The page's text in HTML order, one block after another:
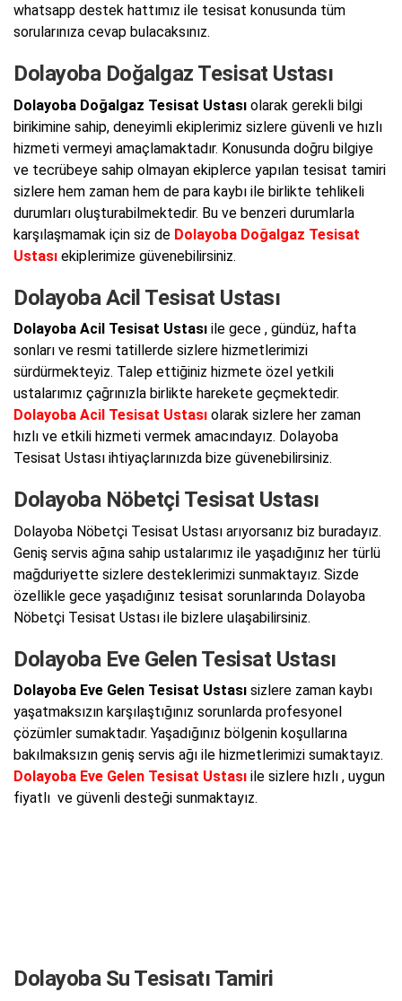
whatsapp destek hattımız ile tesisat konusunda tüm
sorularınıza cevap bulacaksınız.
Dolayoba Doğalgaz Tesisat Ustası
Dolayoba Doğalgaz Tesisat Ustası olarak gerekli bilgi
birikimine sahip, deneyimli ekiplerimiz sizlere güvenli ve hızlı
hizmeti vermeyi amaçlamaktadır. Konusunda doğru bilgiye
ve tecrübeye sahip olmayan ekiplerce yapılan tesisat tamiri
sizlere hem zaman hem de para kaybı ile birlikte tehlikeli
durumları oluşturabilmektedir. Bu ve benzeri durumlarla
karşılaşmamak için siz de Dolayoba Doğalgaz Tesisat
Ustası ekiplerimize güvenebilirsiniz.
Dolayoba Acil Tesisat Ustası
Dolayoba Acil Tesisat Ustası ile gece , gündüz, hafta
sonları ve resmi tatillerde sizlere hizmetlerimizi
sürdürmekteyiz. Talep ettiğiniz hizmete özel yetkili
ustalarımız çağrınızla birlikte harekete geçmektedir.
Dolayoba Acil Tesisat Ustası olarak sizlere her zaman
hızlı ve etkili hizmeti vermek amacındayız. Dolayoba
Tesisat Ustası ihtiyaçlarınızda bize güvenebilirsiniz.
Dolayoba Nöbetçi Tesisat Ustası
Dolayoba Nöbetçi Tesisat Ustası arıyorsanız biz buradayız.
Geniş servis ağına sahip ustalarımız ile yaşadığınız her türlü
mağduriyette sizlere desteklerimizi sunmaktayız. Sizde
özellikle gece yaşadığınız tesisat sorunlarında Dolayoba
Nöbetçi Tesisat Ustası ile bizlere ulaşabilirsiniz.
Dolayoba Eve Gelen Tesisat Ustası
Dolayoba Eve Gelen Tesisat Ustası sizlere zaman kaybı
yaşatmaksızın karşılaştığınız sorunlarda profesyonel
çözümler sumaktadır. Yaşadığınız bölgenin koşullarına
bakılmaksızın geniş servis ağı ile hizmetlerimizi sumaktayız.
Dolayoba Eve Gelen Tesisat Ustası ile sizlere hızlı , uygun
fiyatlı ve güvenli desteği sunmaktayız.
Dolayoba Su Tesisatı Tamiri